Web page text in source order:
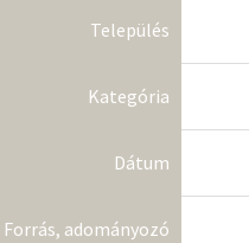
Település
Kategória
Dátum
Forrás, adományozó